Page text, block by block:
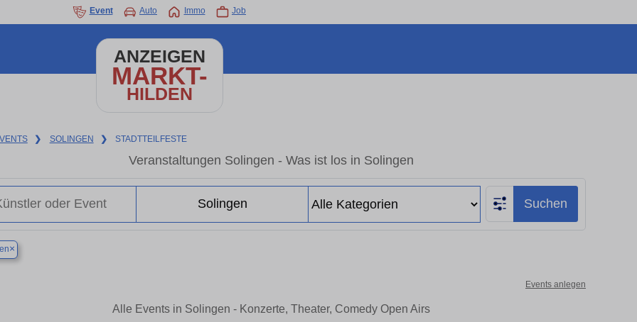
Event Auto Immo Job
ANZEIGEN
MARKT-
HILDEN
❯ SOLINGEN ❯ STADTTEILFESTE
Veranstaltungen Solingen - Was ist los in Solingen
Suchen
×
Events anlegen
Alle Events in Solingen - Konzerte, Theater, Comedy Open Airs